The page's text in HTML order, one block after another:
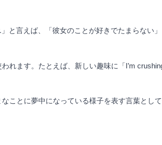
と言えば、「彼女のことが好きでたまらない
れます。たとえば、新しい趣味に「I’m
ことに夢中になっている様子を表す言葉として